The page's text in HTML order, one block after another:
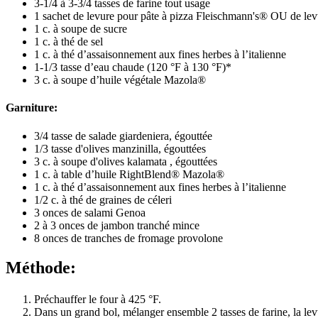
3-1/4 à 3-3/4 tasses de farine tout usage
1 sachet de levure pour pâte à pizza Fleischmann's® OU de
1 c. à soupe de sucre
1 c. à thé de sel
1 c. à thé d’assaisonnement aux fines herbes à l’italienne
1-1/3 tasse d’eau chaude (120 °F à 130 °F)*
3 c. à soupe d’huile végétale Mazola®
Garniture:
3/4 tasse de salade giardeniera, égouttée
1/3 tasse d'olives manzinilla, égouttées
3 c. à soupe d'olives kalamata , égouttées
1 c. à table d’huile RightBlend® Mazola®
1 c. à thé d’assaisonnement aux fines herbes à l’italienne
1/2 c. à thé de graines de céleri
3 onces de salami Genoa
2 à 3 onces de jambon tranché mince
8 onces de tranches de fromage provolone
Méthode:
Préchauffer le four à 425 °F.
Dans un grand bol, mélanger ensemble 2 tasses de farine, la